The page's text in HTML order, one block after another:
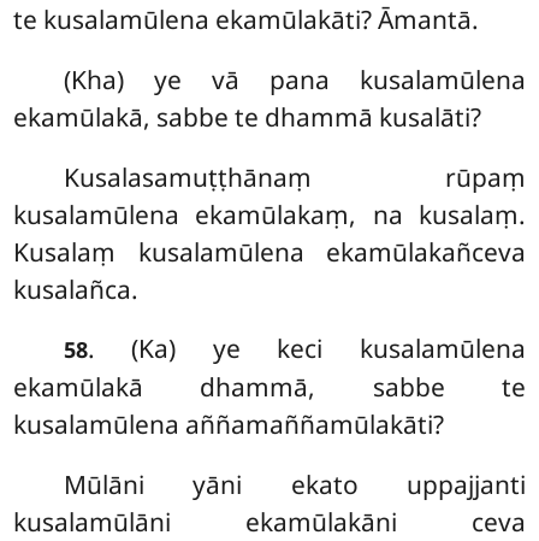
te kusalamūlena ekamūlakāti? Āmantā.
(Kha) ye vā pana kusalamūlena
ekamūlakā, sabbe te dhammā kusalāti?
Kusalasamuṭṭhānaṃ rūpaṃ
kusalamūlena ekamūlakaṃ, na kusalaṃ.
Kusalaṃ kusalamūlena ekamūlakañceva
kusalañca.
58. (Ka) ye keci kusalamūlena
ekamūlakā dhammā, sabbe te
kusalamūlena aññamaññamūlakāti?
Mūlāni yāni ekato uppajjanti
kusalamūlāni ekamūlakāni ceva